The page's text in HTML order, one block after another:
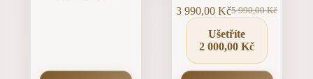
5 990,00Kč
Původní
cena
byla:
5 990,00 Kč.
3 990,00KčAktuální
cena
je:
3 990,00 Kč.
Ušetříte
2 000,00Kč